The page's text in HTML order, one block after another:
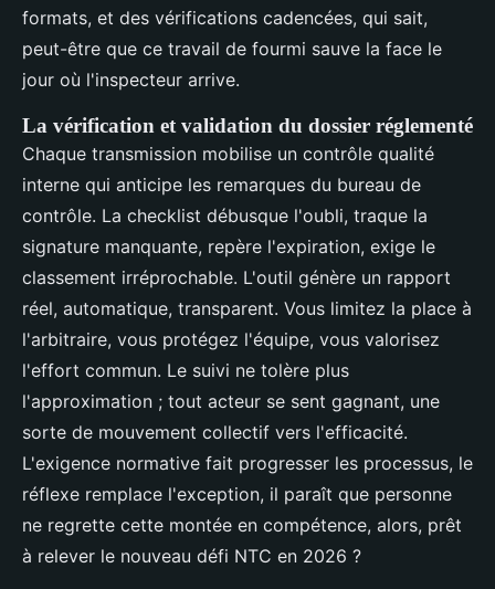
formats, et des vérifications cadencées, qui sait,
peut-être que ce travail de fourmi sauve la face le
jour où l'inspecteur arrive.
La vérification et validation du dossier réglementé
Chaque transmission mobilise un contrôle qualité
interne qui anticipe les remarques du bureau de
contrôle. La checklist débusque l'oubli, traque la
signature manquante, repère l'expiration, exige le
classement irréprochable. L'outil génère un rapport
réel, automatique, transparent. Vous limitez la place à
l'arbitraire, vous protégez l'équipe, vous valorisez
l'effort commun. Le suivi ne tolère plus
l'approximation ; tout acteur se sent gagnant, une
sorte de mouvement collectif vers l'efficacité.
L'exigence normative fait progresser les processus, le
réflexe remplace l'exception, il paraît que personne
ne regrette cette montée en compétence, alors, prêt
à relever le nouveau défi NTC en 2026 ?